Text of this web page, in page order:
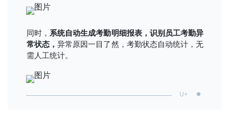
同时， 系统自动生成考勤明细报表，识别员工考勤异
常状态，异常原因一目了然，考勤状态自动统计，无
需人工统计。
U+